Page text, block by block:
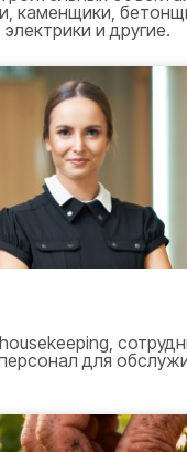
каменщики,
и другие.
для